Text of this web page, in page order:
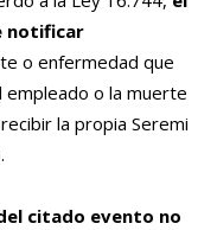
notificar
o enfermedad que
empleado o la muerte
la propia Seremi
citado evento no